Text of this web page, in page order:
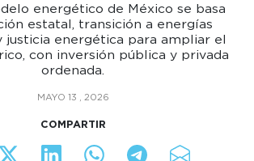
energético de México se basa
estatal, transición a energías
justicia energética para ampliar el
con inversión pública y privada
ordenada.
MAYO 13 , 2026
COMPARTIR